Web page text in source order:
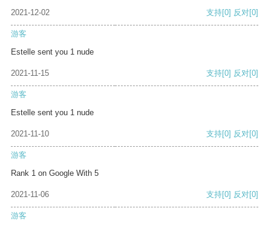
2021-12-02 支持[0] 反对[0]
游客
Estelle sent you 1 nude
2021-11-15 支持[0] 反对[0]
游客
Estelle sent you 1 nude
2021-11-10 支持[0] 反对[0]
游客
Rank 1 on Google With 5
2021-11-06 支持[0] 反对[0]
游客